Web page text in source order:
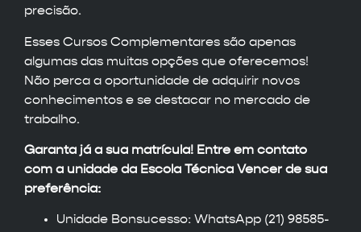
precisão.
Esses Cursos Complementares são apenas
algumas das muitas opções que oferecemos!
Não perca a oportunidade de adquirir novos
conhecimentos e se destacar no mercado de
trabalho.
Garanta já a sua matrícula! Entre em contato
com a unidade da Escola Técnica Vencer de sua
preferência:
Unidade Bonsucesso: WhatsApp (21) 98585-